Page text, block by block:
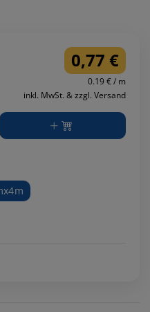
0,77 €
0.19 € / m
inkl. MwSt. & zzgl. Versand